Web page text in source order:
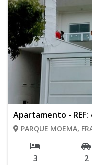
Apartamento - REF:
PARQUE MOEMA,
3 2